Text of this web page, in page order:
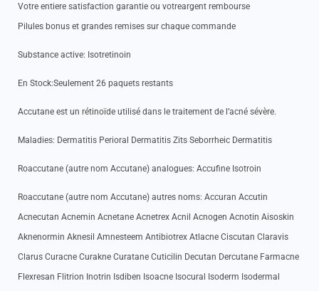
Votre entiere satisfaction garantie ou votreargent rembourse
Pilules bonus et grandes remises sur chaque commande
Substance active: Isotretinoin
En Stock:Seulement 26 paquets restants
Accutane est un rétinoïde utilisé dans le traitement de l’acné sévère.
Maladies: Dermatitis Perioral Dermatitis Zits Seborrheic Dermatitis
Roaccutane (autre nom Accutane) analogues: Accufine Isotroin
Roaccutane (autre nom Accutane) autres noms: Accuran Accutin
Acnecutan Acnemin Acnetane Acnetrex Acnil Acnogen Acnotin Aisoskin
Aknenormin Aknesil Amnesteem Antibiotrex Atlacne Ciscutan Claravis
Clarus Curacne Curakne Curatane Cuticilin Decutan Dercutane Farmacne
Flexresan Flitrion Inotrin Isdiben Isoacne Isocural Isoderm Isodermal